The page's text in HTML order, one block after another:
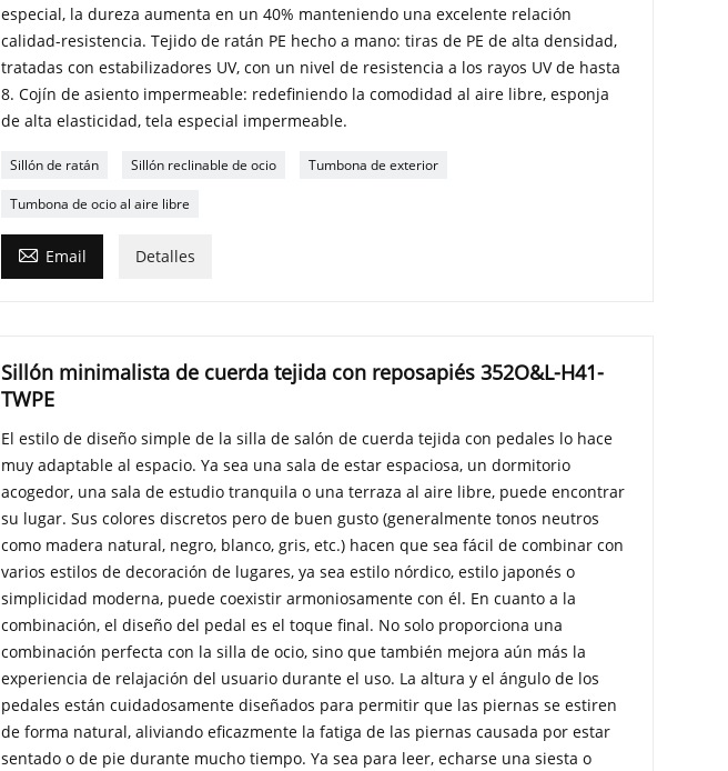
especial, la dureza aumenta en un 40% manteniendo una excelente relación
calidad-resistencia. Tejido de ratán PE hecho a mano: tiras de PE de alta densidad,
tratadas con estabilizadores UV, con un nivel de resistencia a los rayos UV de hasta
8. Cojín de asiento impermeable: redefiniendo la comodidad al aire libre, esponja
de alta elasticidad, tela especial impermeable.
Sillón de ratán Sillón reclinable de ocio Tumbona de exterior
Tumbona de ocio al aire libre
 Email Detalles
Sillón minimalista de cuerda tejida con reposapiés 352O&L-H41-
TWPE
El estilo de diseño simple de la silla de salón de cuerda tejida con pedales lo hace
muy adaptable al espacio. Ya sea una sala de estar espaciosa, un dormitorio
acogedor, una sala de estudio tranquila o una terraza al aire libre, puede encontrar
su lugar. Sus colores discretos pero de buen gusto (generalmente tonos neutros
como madera natural, negro, blanco, gris, etc.) hacen que sea fácil de combinar con
varios estilos de decoración de lugares, ya sea estilo nórdico, estilo japonés o
simplicidad moderna, puede coexistir armoniosamente con él. En cuanto a la
combinación, el diseño del pedal es el toque final. No solo proporciona una
combinación perfecta con la silla de ocio, sino que también mejora aún más la
experiencia de relajación del usuario durante el uso. La altura y el ángulo de los
pedales están cuidadosamente diseñados para permitir que las piernas se estiren
de forma natural, aliviando eficazmente la fatiga de las piernas causada por estar
sentado o de pie durante mucho tiempo. Ya sea para leer, echarse una siesta o